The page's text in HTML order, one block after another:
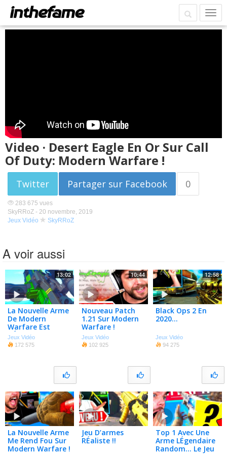
Video · Desert Eagle En Or Sur Call
Of Duty: Modern Warfare !
Twitter Partager sur Facebook 0
283 675 vues
SkyRRoZ - 20 novembre, 2019
Jeux Vidéo
SkyRRoZ
A voir aussi
13:02
La Nouvelle Arme
De Modern
Warfare Est
GÉniale !! (bruen
Mk9 Gameplay)
Jeux Vidéo
172 575
10:44
Nouveau Patch
1.21 Sur Modern
Warfare !
(hardhat,
Warzone,
Jeux Vidéo
102 925
12:58
Black Ops 2 En
2020…
Jeux Vidéo
94 275
La Nouvelle Arme
Me Rend Fou Sur
Modern Warfare !
Jeu D’armes
RÉaliste !!
Top 1 Avec Une
Arme LÉgendaire
Random… Le Jeu